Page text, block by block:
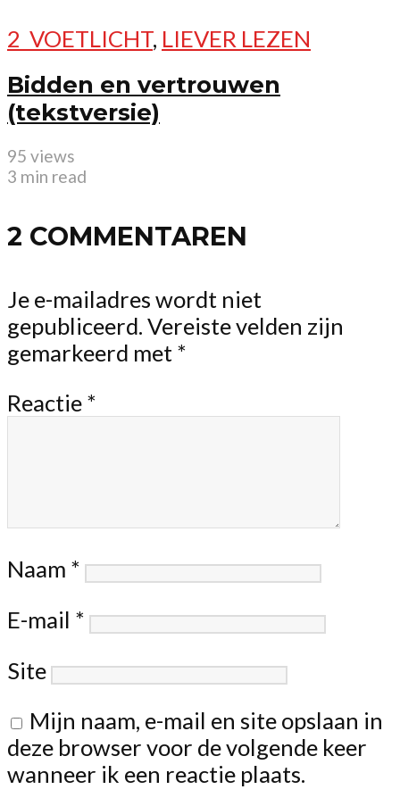
2_VOETLICHT, LIEVER LEZEN
Bidden en vertrouwen
(tekstversie)
95 views
3 min read
2 COMMENTAREN
Je e-mailadres wordt niet
gepubliceerd. Vereiste velden zijn
gemarkeerd met *
Reactie *
Naam *
E-mail *
Site
Mijn naam, e-mail en site opslaan in
deze browser voor de volgende keer
wanneer ik een reactie plaats.